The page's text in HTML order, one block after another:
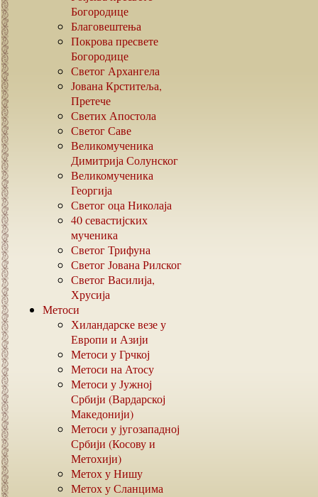
Богородице
Благовештења
Покрова пресвете
Богородице
Светог Архангела
Јована Крститеља,
Претече
Светих Апостола
Светог Саве
Великомученика
Димитрија Солунског
Великомученика
Георгија
Светог оца Николаја
40севастијских
мученика
Светог Трифуна
Светог Јована Рилског
Светог Василија,
Хрусија
Метоси
Хиландарске везе у
Европи и Азији
Метоси у Грчкој
Метоси на Атосу
Метоси у Јужној
Србији (Вардарској
Македонији)
Метоси у југозападној
Србији (Косову и
Метохији)
Метох у Нишу
Метох у Сланцима